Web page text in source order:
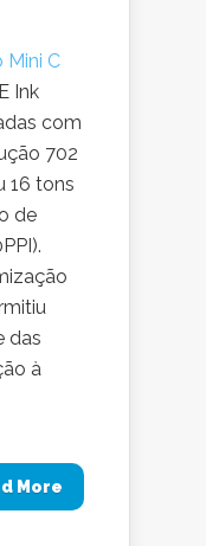
Mini C
Ink
com
702
16 tons
de
das
à
More